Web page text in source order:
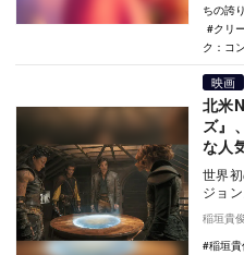
ちの誇り
クリ
ク：コ
映画
北米
ズ』
な人
世界
ジョ
日〜4
稲垣貴俊
稲垣貴